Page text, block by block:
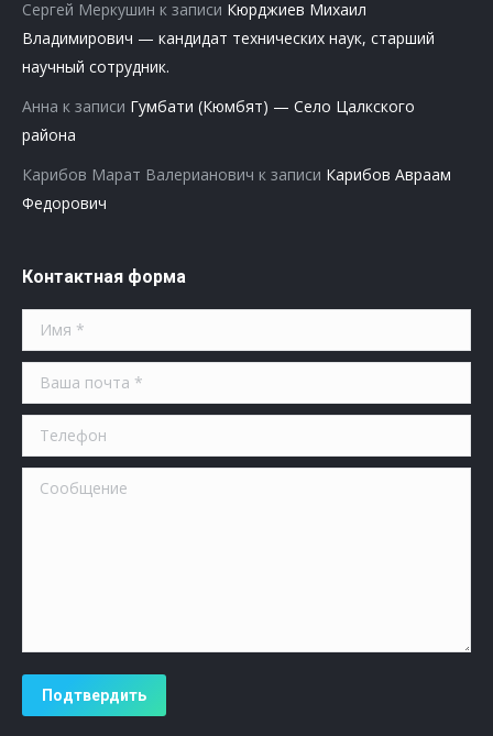
Сергей Меркушин к записи Кюрджиев Михаил
Владимирович — кандидат технических наук, старший
научный сотрудник.
Анна к записи Гумбати (Кюмбят) — Село Цалкского
района
Карибов Марат Валерианович к записи Карибов Авраам
Федорович
Контактная форма
Имя *
Ваша почта *
Телефон
Сообщение
Подтвердить